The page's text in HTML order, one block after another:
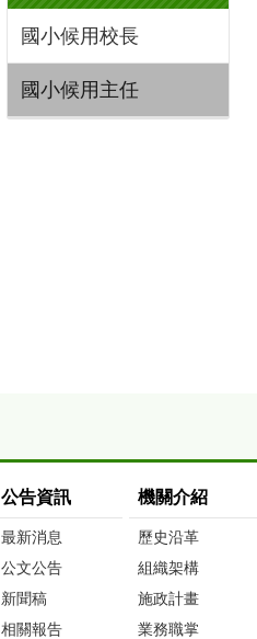
國小候用校長
國小候用主任
公告資訊
最新消息
公文公告
新聞稿
相關報告
機關介紹
歷史沿革
組織架構
施政計畫
業務職掌